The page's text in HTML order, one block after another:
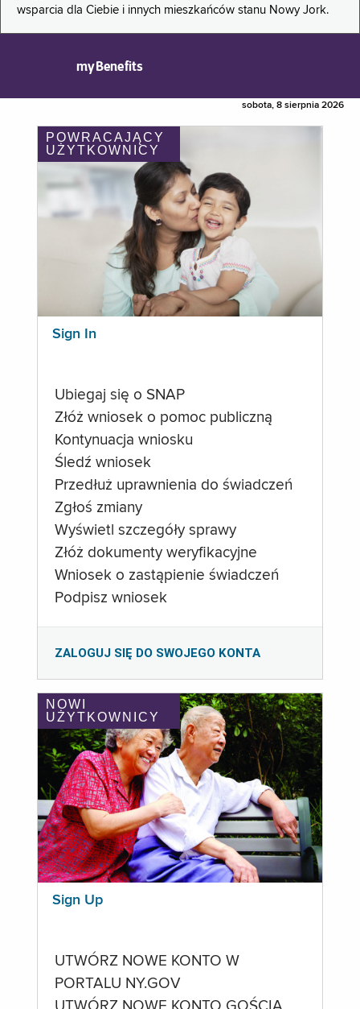
wsparcia dla Ciebie i innych mieszkańców stanu Nowy Jork.
myBenefits
sobota, 8 sierpnia 2026
POWRACAJĄCY
UŻYTKOWNICY
Sign In
Ubiegaj się o SNAP
Złóż wniosek o pomoc publiczną
Kontynuacja wniosku
Śledź wniosek
Przedłuż uprawnienia do świadczeń
Zgłoś zmiany
Wyświetl szczegóły sprawy
Złóż dokumenty weryfikacyjne
Wniosek o zastąpienie świadczeń
Podpisz wniosek
ZALOGUJ SIĘ DO SWOJEGO KONTA
NOWI
UŻYTKOWNICY
Sign Up
UTWÓRZ NOWE KONTO W
PORTALU NY.GOV